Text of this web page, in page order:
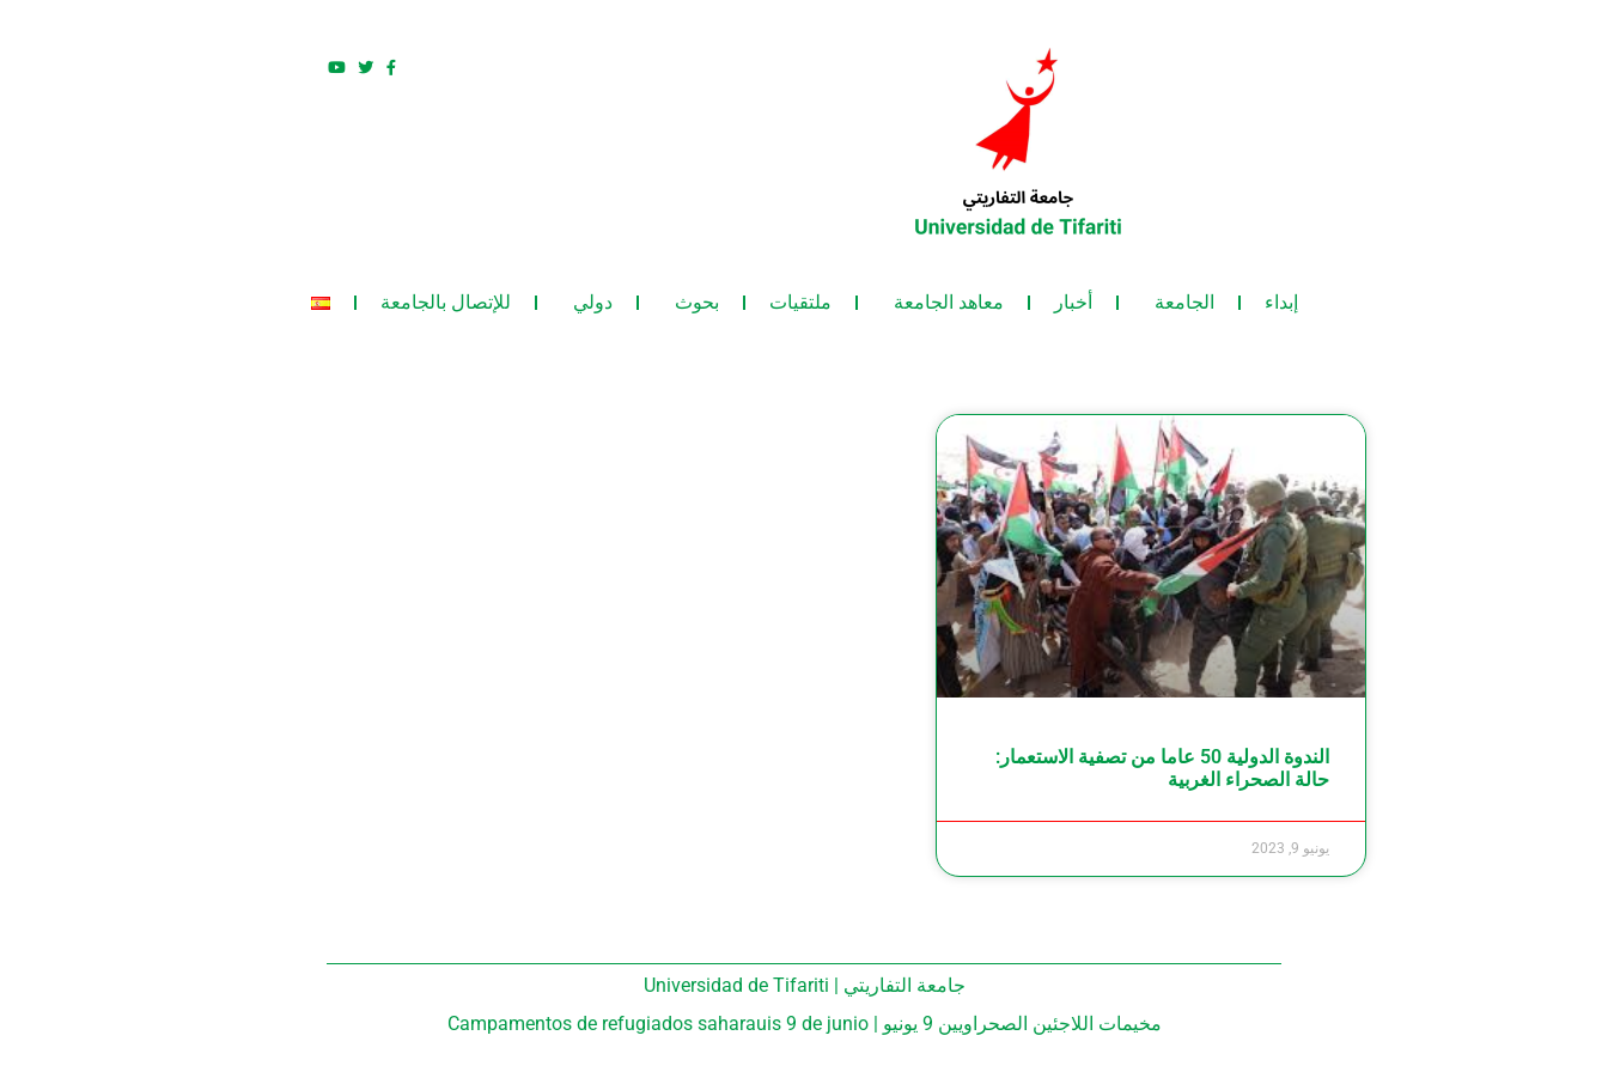
إبداء الجامعة أخبار معاهد الجامعة ملتقيات بحوث دولي للإتصال بالجامعة
الندوة الدولية 50 عاما من تصفية الاستعمار:
حالة الصحراء الغربية
يونيو 9, 2023
جامعة التفاريتي | Universidad de Tifariti
مخيمات اللاجئين الصحراويين 9 يونيو | Campamentos de refugiados saharauis 9 de junio